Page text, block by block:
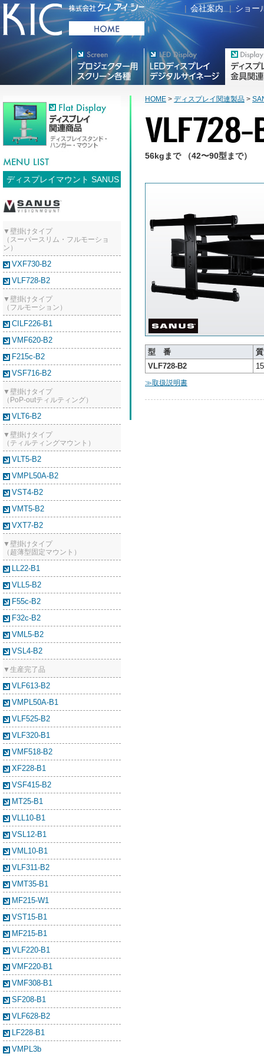
| 会社案内 | ショー
ディスプレイマウント SANUS
▼壁掛けタイプ
（スーパースリム・フルモーショ
ン）
VXF730-B2
VLF728-B2
▼壁掛けタイプ
（フルモーション）
CILF226-B1
VMF620-B2
F215c-B2
VSF716-B2
▼壁掛けタイプ
（PoP-outティルティング）
VLT6-B2
▼壁掛けタイプ
（ティルティングマウント）
VLT5-B2
VMPL50A-B2
VST4-B2
VMT5-B2
VXT7-B2
▼壁掛けタイプ
（超薄型固定マウント）
LL22-B1
VLL5-B2
F55c-B2
F32c-B2
VML5-B2
VSL4-B2
▼生産完了品
VLF613-B2
VMPL50A-B1
VLF525-B2
VLF320-B1
VMF518-B2
XF228-B1
VSF415-B2
MT25-B1
VLL10-B1
VSL12-B1
VML10-B1
VLF311-B2
VMT35-B1
MF215-W1
VST15-B1
MF215-B1
VLF220-B1
VMF220-B1
VMF308-B1
SF208-B1
VLF628-B2
LF228-B1
VMPL3b
HOME > ディスプレイ関連製品 >
56kgまで （42〜90型まで）
型 番
VLF728-B2
≫取扱説明書